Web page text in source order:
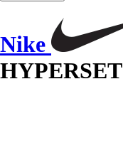
Nike
HYPERSET